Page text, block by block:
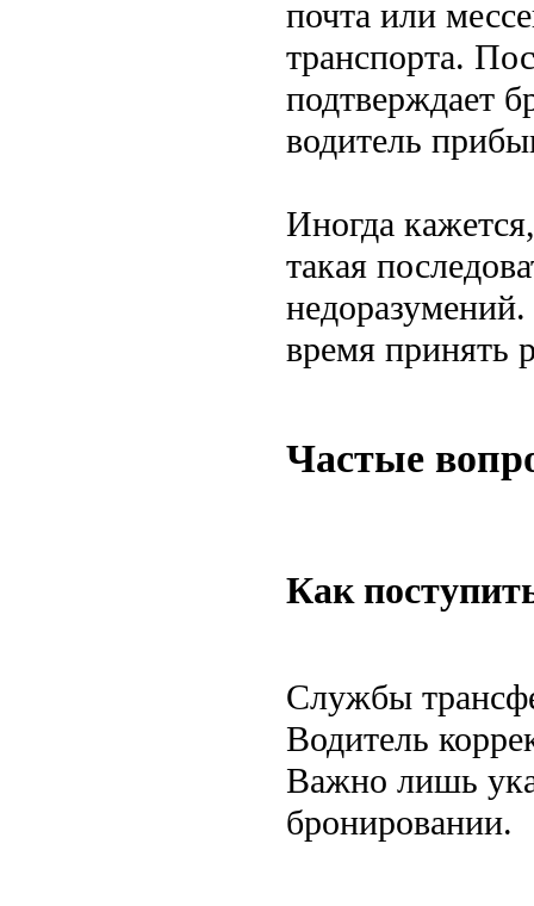
почта или
транспорта.
подтверждает
водитель
Иногда
такая
время принять
Частые
Как
Службы
Водитель
Важно лишь
бронировании.